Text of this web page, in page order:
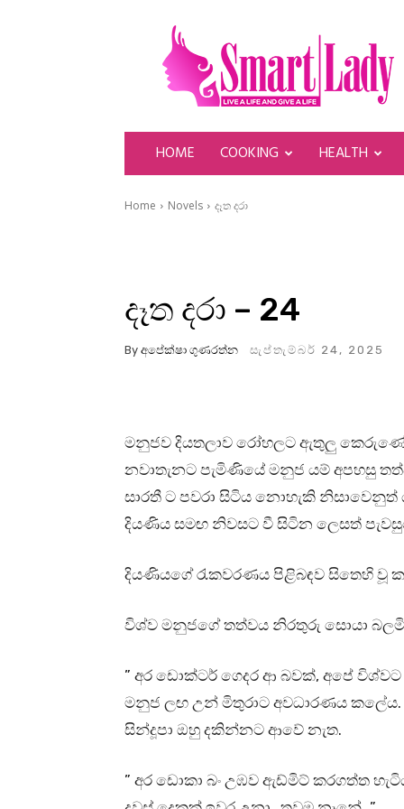
SmartLady
HOME COOKING HEALTH
Home Novels දෑත දරා
දෑත දරා – 24
By අපේක්ෂා ගුණරත්න සැප්තැම්බර් 24, 2025
මනුජව දියතලාව රෝහලට ඇතුලු
නවාතැනට පැමිණියේ මනුජ යම් අපහසු
සාරතී ට පවරා සිටිය නොහැකි
දියණිය සමඟ නිවසට වී සිටින ලෙසත්
දියණියගේ රැකවරණය පිළිබඳව සිතෙහි වූ
විශ්ව මනුජගේ තත්වය නිරතුරු සොයා
” අර ඩොක්ටර් ගෙදර ආ බවක්, අපේ
මනුජ ලඟ උන් මිතුරාට අවධාරණය
සින්දූපා ඔහු දකින්නට ආවේ නැත.
” අර ඩොකා බං උඹව ඇඩ්මිට් කරගත්ත